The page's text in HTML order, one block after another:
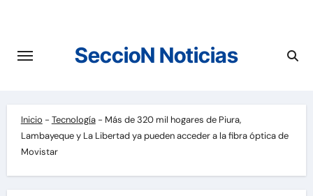
contenido
SeccioN Noticias
Inicio - Tecnología- Más de 320 mil hogares de Piura,
Lambayeque y La Libertad ya pueden acceder a la fibra óptica de
Movistar